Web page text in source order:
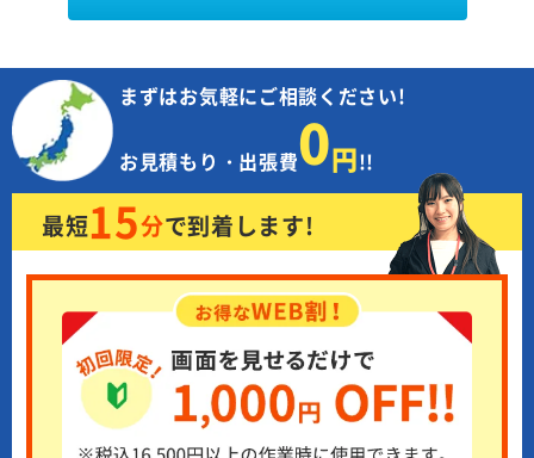
まずはお気軽にご相談ください!
お見積もり・出張費0円!!
最短15分で到着します!